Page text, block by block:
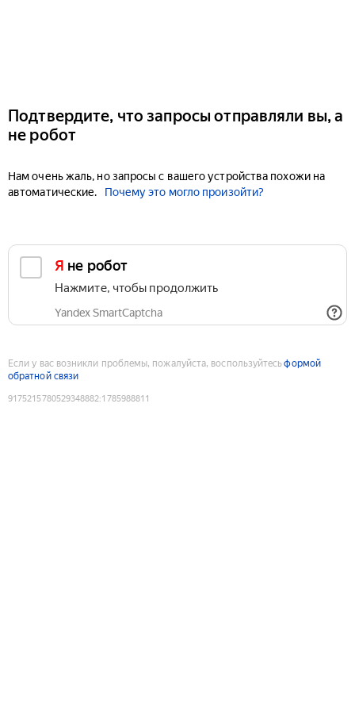
Подтвердите, что запросы отправляли вы, а
не робот
Нам очень жаль, но запросы с вашего устройства похожи на
автоматические.
Почему это могло произойти?
Я не робот
Нажмите, чтобы продолжить
Yandex SmartCaptcha
Если у вас возникли проблемы, пожалуйста, воспользуйтесьформой
обратной связи
9175215780529348882:1785988811